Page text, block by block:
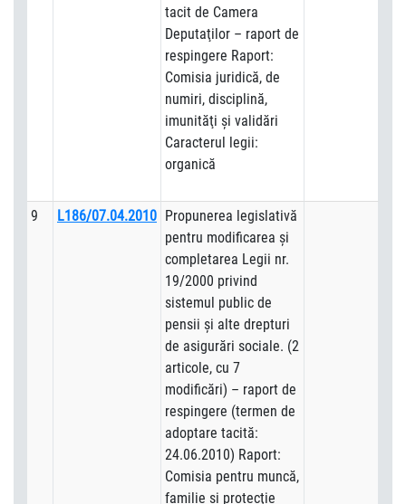
tacit de Camera
Deputaţilor – raport de
respingere Raport:
Comisia juridică, de
numiri, disciplină,
imunităţi şi validări
Caracterul legii:
organică
9 L186/07.04.2010 Propunerea legislativă
pentru modificarea şi
completarea Legii nr.
19/2000 privind
sistemul public de
pensii şi alte drepturi
de asigurări sociale. (2
articole, cu 7
modificări) – raport de
respingere (termen de
adoptare tacită:
24.06.2010) Raport:
Comisia pentru muncă,
familie şi protecţie